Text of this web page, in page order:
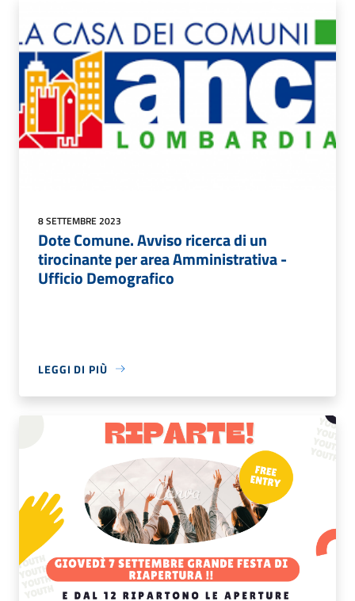
8 SETTEMBRE 2023
Dote Comune. Avviso ricerca di un
tirocinante per area Amministrativa -
Ufficio Demografico
LEGGI DI PIÙ